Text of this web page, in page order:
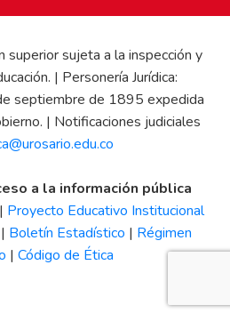
superior sujeta a la inspección y
| Personería Jurídica:
septiembre de 1895 expedida
| Notificaciones judiciales
a la información pública
| Proyecto Educativo Institucional
| Boletín Estadístico | Régimen
| Código de Ética